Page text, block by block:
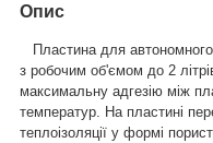
Опис
Пластина для автономного
з робочим об'ємом до 2
максимальну адгезію між
температур. На пластині
теплоізоляції у формі